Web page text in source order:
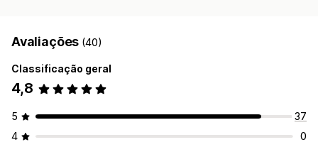
Avaliações (40)
Classificação geral
4,8
5
37
4
0